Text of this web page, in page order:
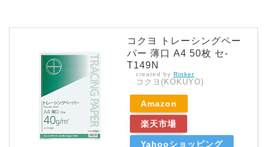
コクヨ トレーシングペー
パー 薄口 A4 50枚 セ-
T149N
created by Rinker
コクヨ(KOKUYO)
Amazon
楽天市場
Yahooショッピング